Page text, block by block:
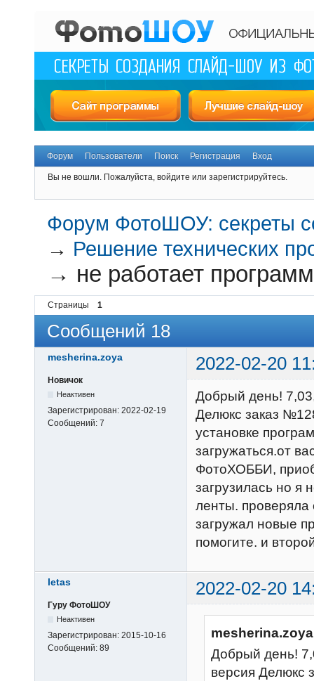
Форум Пользователи Поиск Регистрация Вход
Вы не вошли. Пожалуйста, войдите или зарегистрируйтесь.
Форум ФотоШОУ: секреты
→ Решение технических
→ не работает
Страницы 1
Сообщений 18
mesherina.zoya 2022-02-20
Новичок
Неактивен
Зарегистрирован: 2022-02-19
Сообщений: 7
Добрый день!
Делюкс заказ
установке
загружаться.от
ФотоХОББИ,
загрузилась но я
ленты. проверяла
загружал новые
помогите. и
letas 2022-02-20
Гуру ФотоШОУ
Неактивен
Зарегистрирован: 2015-10-16
Сообщений: 89
Добрый день!
версия Делюкс